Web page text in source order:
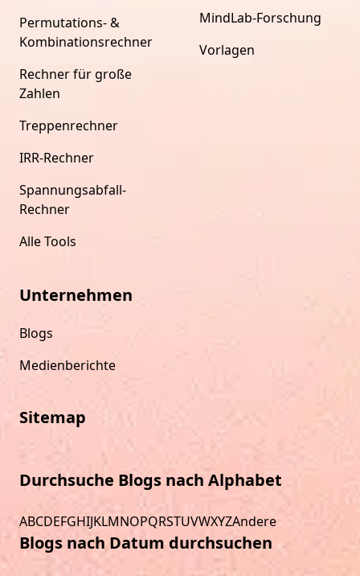
Permutations- &
Kombinationsrechner
Rechner für große
Zahlen
Treppenrechner
IRR-Rechner
Spannungsabfall-
Rechner
Alle Tools
MindLab-Forschung
Vorlagen
Unternehmen
Blogs
Medienberichte
Sitemap
Durchsuche Blogs nach Alphabet
ABCDEFGHIJKLMNOPQRSTUVWXYZAndere
Blogs nach Datum durchsuchen